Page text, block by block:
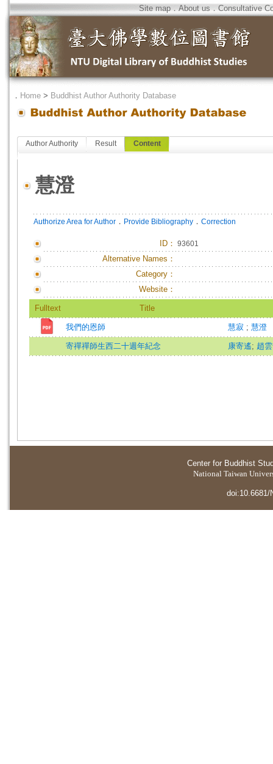
Site map．About us．Consultative
． Home > Buddhist Author Authority Database
Author Authority Result Content
慧澄
Authorize Area for Author ． Provide Bibliography ． Correction
ID ： 93601
Alternative Names：
Category：
Website：
Fulltext Title
我們的恩師 慧寂 ; 慧澄
寄禪禪師生西二十週年紀念 康寄遙; 趙
Center for Buddhist
National Taiwan
doi:10.6681/